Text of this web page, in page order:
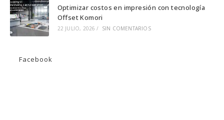
Optimizar costos en impresión con tecnología
Offset Komori
22 JULIO, 2026 / SIN COMENTARIOS
Facebook